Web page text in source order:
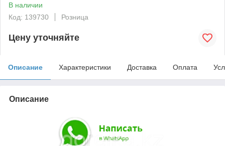
В наличии
Код: 139730
Розница
Цену уточняйте
Описание Характеристики Доставка Оплата
Описание